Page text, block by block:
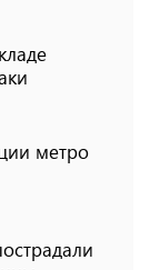
метро